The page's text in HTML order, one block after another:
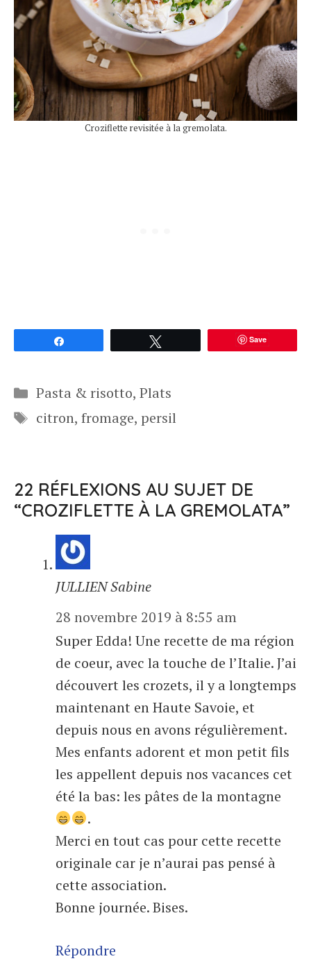
Croziflette revisitée à la gremolata.
Save
Catégories
Pasta & risotto, Plats
Étiquettes
citron, fromage, persil
22 RÉFLEXIONS AU SUJET DE
“CROZIFLETTE À LA GREMOLATA”
JULLIEN Sabine
28 novembre 2019 à 8:55 am
Super Edda! Une recette de ma région
de coeur, avec la touche de l’Italie. J’ai
découvert les crozets, il y a longtemps
maintenant en Haute Savoie, et
depuis nous en avons régulièrement.
Mes enfants adorent et mon petit fils
les appellent depuis nos vacances cet
été la bas: les pâtes de la montagne
.
Merci en tout cas pour cette recette
originale car je n’aurai pas pensé à
cette association.
Bonne journée. Bises.
Répondre